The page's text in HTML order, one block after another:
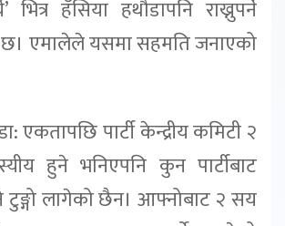
भित्र हँसिया हथौडापनि राख्नुपर्ने
छ। एमालेले यसमा सहमति जनाएको
एकतापछि पार्टी केन्द्रीय कमिटी २
हुने भनिएपनि कुन पार्टीबाट
लागेको छैन। आफ्नोबाट २ सय